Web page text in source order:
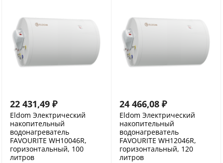
22 431,49 ₽
Eldom Электрический
накопительный
водонагреватель
FAVOURITE WH10046R,
горизонтальный, 100
литров
24 466,08 ₽
Eldom Электрический
накопительный
водонагреватель
FAVOURITE WH12046R,
горизонтальный, 120
литров